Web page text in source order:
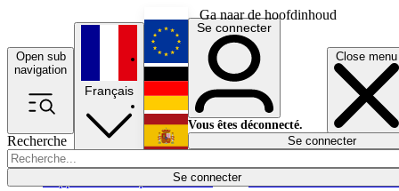
Ga naar de hoofdinhoud
Open sub
navigation
Close menu
Recherche
Se connecter
Économie
Français
English
Deutsch
Español
Se connecter
Vous êtes déconnecté.
Se connecter